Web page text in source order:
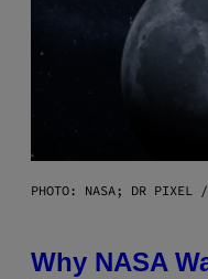
PHOTO: NASA; DR PIXEL /
Why NASA